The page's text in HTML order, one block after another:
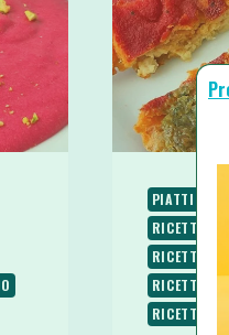
PIATTI UNICI
RICETTE
RICETTE
RICETTE
RICETTE